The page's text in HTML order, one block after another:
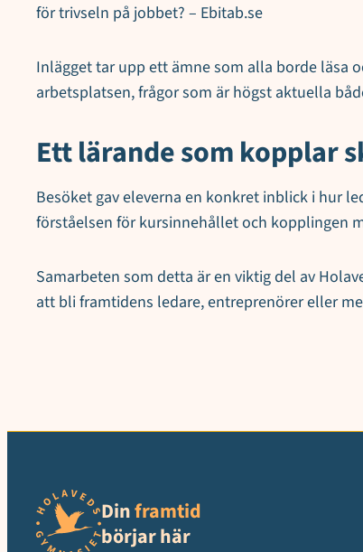
för trivseln på jobbet? – Ebitab.se
Inlägget tar upp ett ämne som alla borde läsa
arbetsplatsen, frågor som är högst aktuella
Ett lärande som kopplar
Besöket gav eleverna en konkret inblick i hur
förståelsen för kursinnehållet och kopplingen
Samarbeten som detta är en viktig del av
att bli framtidens ledare, entreprenörer eller
Dinframtid
börjar här